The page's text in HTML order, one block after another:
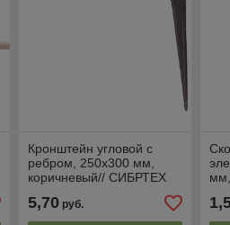
Кронштейн угловой с
ребром, 250х300 мм,
коричневый// СИБРТЕХ
5,70руб.